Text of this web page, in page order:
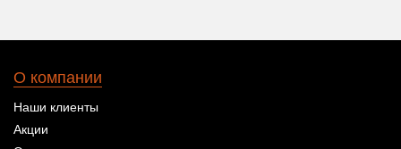
О компании
Наши клиенты
Акции